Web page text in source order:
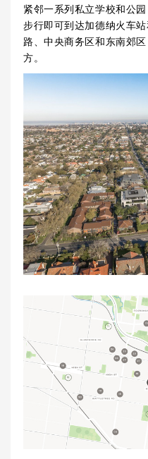
紧邻一系列私立学校和公
步行即可到达加德纳火车
路、中央商务区和东南郊
方。